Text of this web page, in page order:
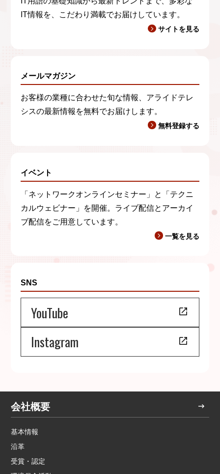
申し出は、下記まで郵送にてお願いいたします。
弊社の個人情報保護に関するお問い合わせに関し
ては、電子メールにて下記までお問い合わせくだ
g）ご同意いただけない場合
の提供にお客様の個人情報が不可欠な場合は当該
サービスを提供できない場合があり得ます。
cookieにより取得することがございます。
弊社プライバシーポリシーへのアクセス先
https://www.allied-telesis.co.jp/policy/privacy/
IT情報を、こだわり満載でお届けしています。
サイトを見る
メールマガジン
お客様の業種に合わせた旬な情報、アライドテレ
シスの最新情報を無料でお届けします。
無料登録する
イベント
「ネットワークオンラインセミナー」と「テクニ
カルウェビナー」を開催。ライブ配信とアーカイ
ブ配信をご用意しています。
一覧を見る
SNS
YouTube
Instagram
会社概要
基本情報
沿革
受賞・認定